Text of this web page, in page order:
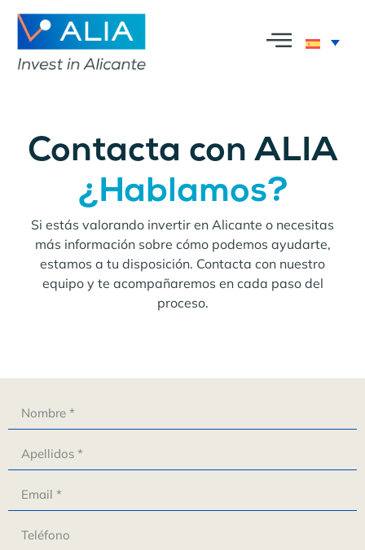
Contacta con ALIA
¿Hablamos?
Si estás valorando invertir en Alicante o necesitas
más información sobre cómo podemos ayudarte,
estamos a tu disposición. Contacta con nuestro
equipo y te acompañaremos en cada paso del
proceso.